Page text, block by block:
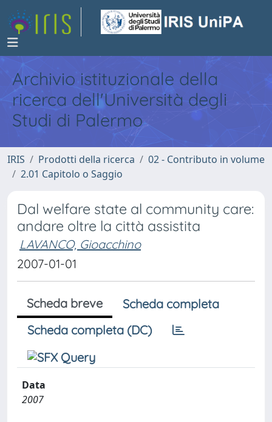
Archivio istituzionale della
ricerca dell'Università degli
Studi di Palermo
IRIS Prodotti della ricerca
02 - Contributo in volume
2.01 Capitolo o Saggio
Dal welfare state al community care:
andare oltre la città assistita
LAVANCO, Gioacchino
2007-01-01
Scheda breve
Scheda completa
Scheda completa (DC)
Data
2007